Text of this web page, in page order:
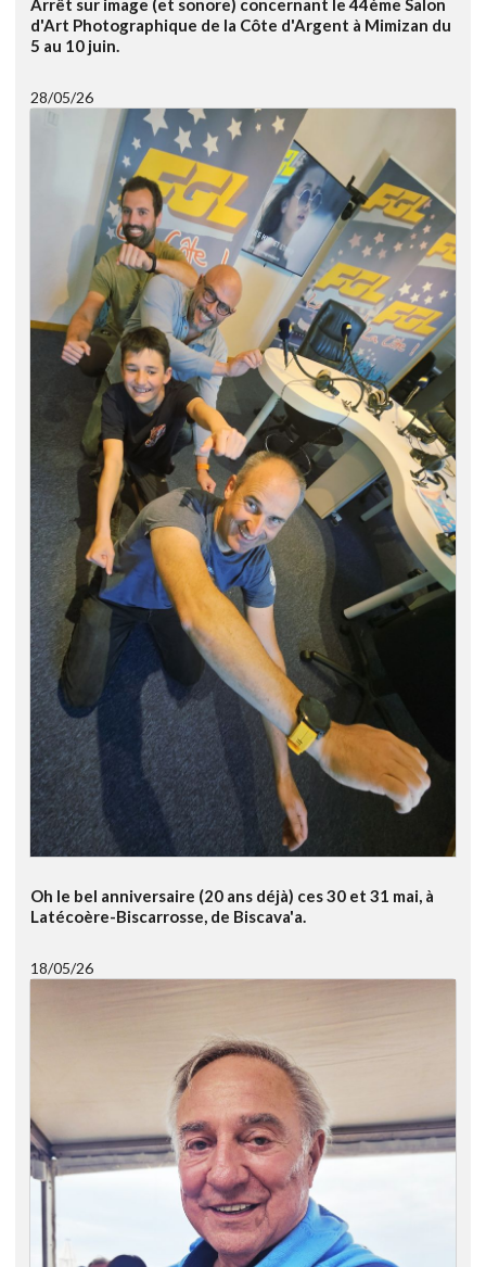
Arrêt sur image (et sonore) concernant le 44ème Salon
d'Art Photographique de la Côte d'Argent à Mimizan du
5 au 10 juin.
28/05/26
Oh le bel anniversaire (20 ans déjà) ces 30 et 31 mai, à
Latécoère-Biscarrosse, de Biscava'a.
18/05/26